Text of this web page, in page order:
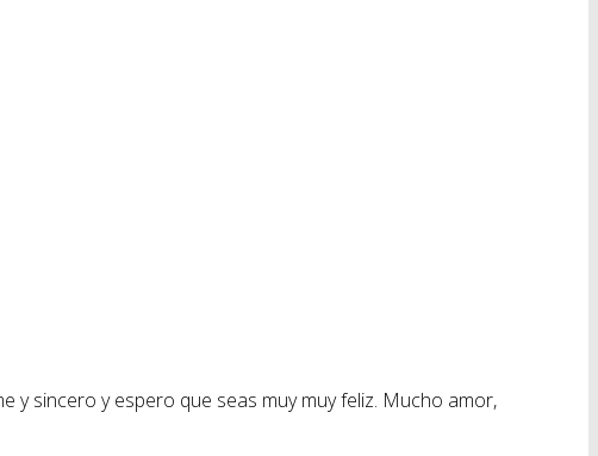
y sincero y espero que seas muy muy feliz. Mucho amor,